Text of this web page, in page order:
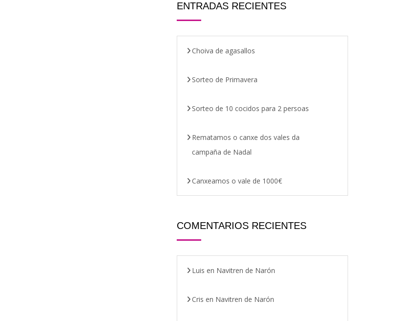
ENTRADAS RECIENTES
Choiva de agasallos
Sorteo de Primavera
Sorteo de 10 cocidos para 2 persoas
Rematamos o canxe dos vales da
campaña de Nadal
Canxeamos o vale de 1000€
COMENTARIOS RECIENTES
Luis en Navitren de Narón
Cris en Navitren de Narón